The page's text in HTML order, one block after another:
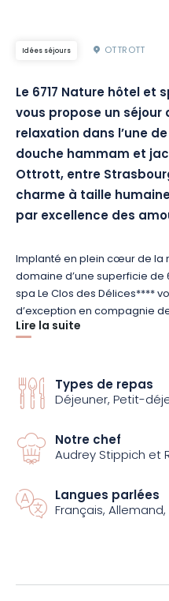
Idées séjours OTTROTT
Le 6717 Nature hôtel et
vous propose un
relaxation dans l’une
douche hammam et
Ottrott, entre
charme à taille
par excellence des
Implanté en plein cœur de la
domaine d’une superficie de
spa Le Clos des Délices****
d’exception en compagnie
apprécierez
dans la salle de bain, la
Profitez d’un séjour de luxe
l’exceptionnel spa qui
extérieures, saunas,
coup sûr vos papilles.
Lire la suite
Types de repas
Déjeuner, Petit-
Notre chef
Audrey Stippich et
Langues parlées
Français,